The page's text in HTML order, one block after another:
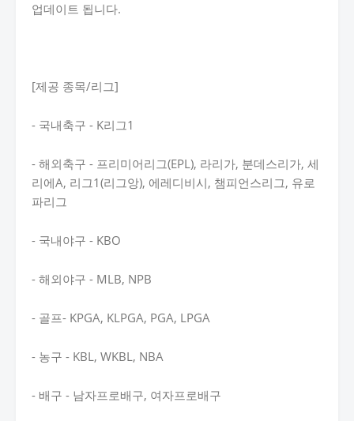
업데이트 됩니다.
[제공 종목/리그]
- 국내축구 - K리그1
- 해외축구 - 프리미어리그(EPL), 라리가, 분데스리가, 세
리에A, 리그1(리그앙), 에레디비시, 챔피언스리그, 유로
파리그
- 국내야구 - KBO
- 해외야구 - MLB, NPB
- 골프- KPGA, KLPGA, PGA, LPGA
- 농구 - KBL, WKBL, NBA
- 배구 - 남자프로배구, 여자프로배구